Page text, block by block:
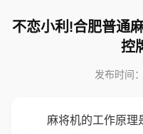
不恋小利!合肥普通
控
发布时间
麻将机的工作原理